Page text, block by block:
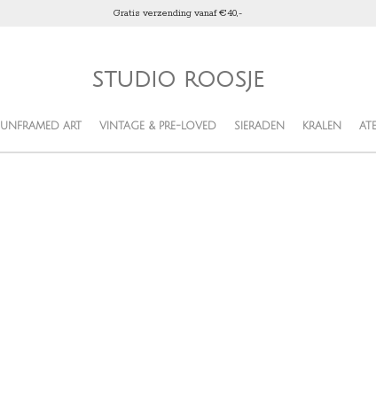
Gratis verzending vanaf €40,-
STUDIO ROOSJE
UNFRAMED ART VINTAGE & PRE-LOVED SIERADEN KRALEN